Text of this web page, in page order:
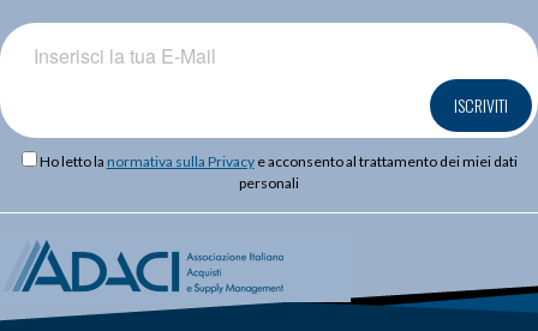
ISCRIVITI
Ho letto la normativa sulla Privacye acconsento al trattamento dei miei dati
personali